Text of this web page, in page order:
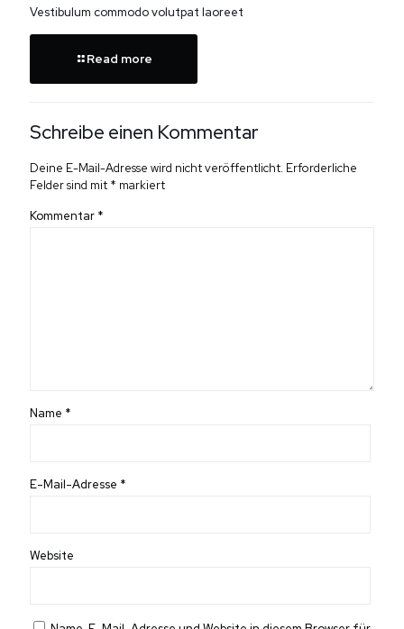
Vestibulum commodo volutpat laoreet
Read more
Schreibe einen Kommentar
Deine E-Mail-Adresse wird nicht veröffentlicht. Erforderliche
Felder sind mit * markiert
Kommentar *
Name *
E-Mail-Adresse *
Website